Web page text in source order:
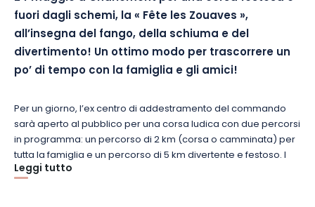
fuori dagli schemi, la « Fête les Zouaves »,
all’insegna del fango, della schiuma e del
divertimento! Un ottimo modo per trascorrere un
po’ di tempo con la famiglia e gli amici!
Per un giorno, l’ex centro di addestramento del commando
sarà aperto al pubblico per una corsa ludica con due percorsi
in programma: un percorso di 2 km (corsa o camminata) per
tutta la famiglia e un percorso di 5 km divertente e festoso. I
travestimenti sono benvenuti!
Leggi tutto